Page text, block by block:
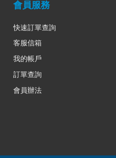
會員服務
快速訂單查詢
客服信箱
我的帳戶
訂單查詢
會員辦法